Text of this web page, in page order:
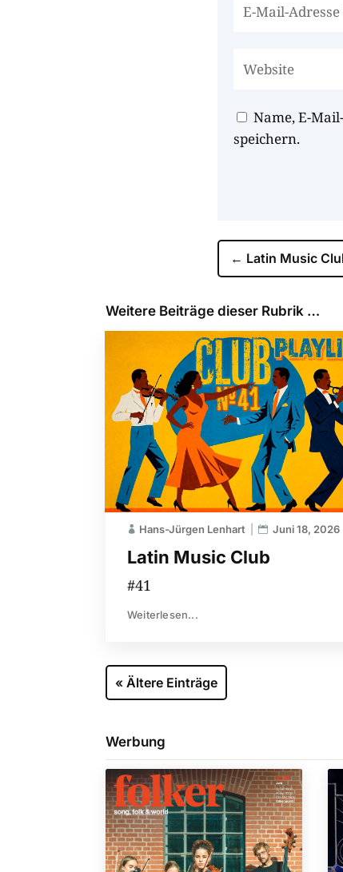
Name, E-
speichern.
← Latin Music
Weitere Beiträge dieser Rubrik …
Latin Music Club
Hans-Jürgen Lenhart Juni 18, 2026
#41
Weiterlesen...
« Ältere Einträge
Werbung